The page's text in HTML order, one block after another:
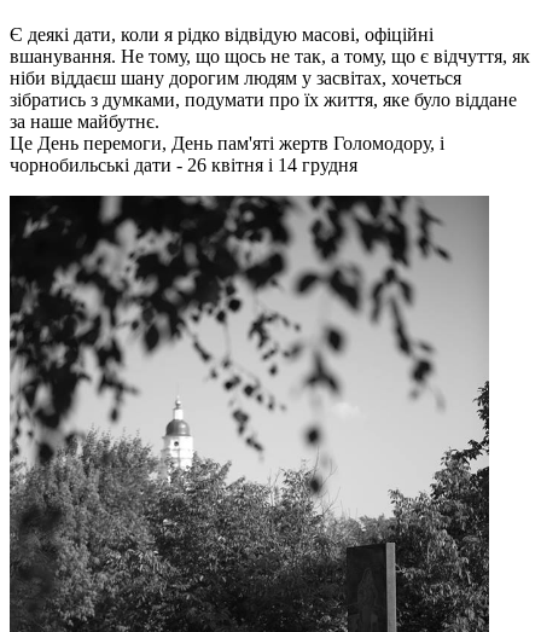
Є деякі дати, коли я рідко відвідую масові, офіційні
вшанування. Не тому, що щось не так, а тому, що є відчуття, як
ніби віддаєш шану дорогим людям у засвітах, хочеться
зібратись з думками, подумати про їх життя, яке було віддане
за наше майбутнє.
Це День перемоги, День пам'яті жертв Голомодору, і
чорнобильські дати - 26 квітня і 14 грудня